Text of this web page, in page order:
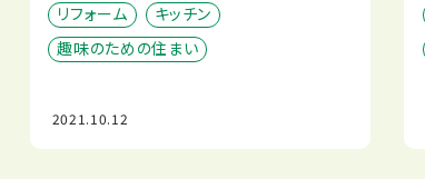
リフォーム
キッチン
趣味のための住まい
2021.10.12